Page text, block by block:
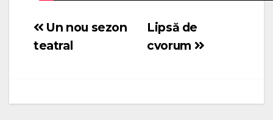
Navigare
în
Lipsă de
cvorum
Un nou sezon
teatral